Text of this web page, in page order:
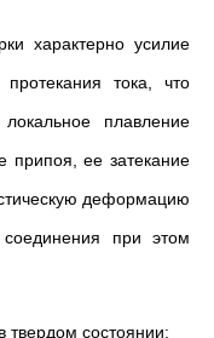
характерно усилие
тока, что
плавление
припоя, ее затекание
деформацию
при этом
твердом состоянии;